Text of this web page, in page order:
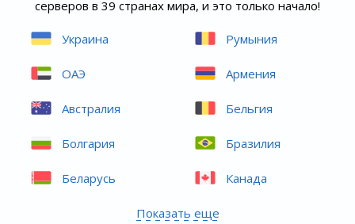
серверов в 39 странах мира, и это только начало!
Украина Румыния
ОАЭ Армения
Австралия Бельгия
Болгария Бразилия
Беларусь Канада
Показать еще